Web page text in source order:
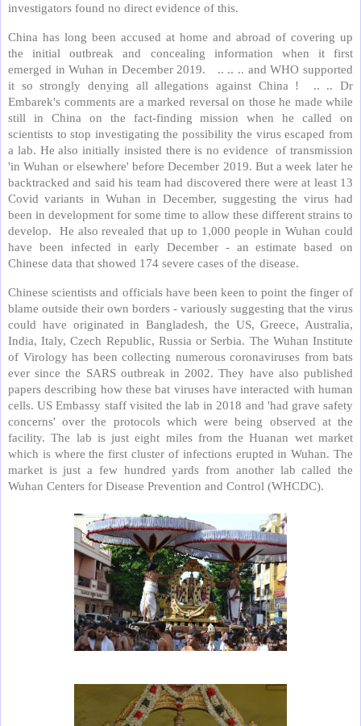
investigators found no direct evidence of this.
China has long been accused at home and abroad of covering up
the initial outbreak and concealing information when it first
emerged in Wuhan in December 2019. .. .. .. and WHO supported
it so strongly denying all allegations against China ! .. .. Dr
Embarek's comments are a marked reversal on those he made while
still in China on the fact-finding mission when he called on
scientists to stop investigating the possibility the virus escaped from
a lab. He also initially insisted there is no evidence of transmission
'in Wuhan or elsewhere' before December 2019. But a week later he
backtracked and said his team had discovered there were at least 13
Covid variants in Wuhan in December, suggesting the virus had
been in development for some time to allow these different strains to
develop. He also revealed that up to 1,000 people in Wuhan could
have been infected in early December - an estimate based on
Chinese data that showed 174 severe cases of the disease.
Chinese scientists and officials have been keen to point the finger of
blame outside their own borders - variously suggesting that the virus
could have originated in Bangladesh, the US, Greece, Australia,
India, Italy, Czech Republic, Russia or Serbia. The Wuhan Institute
of Virology has been collecting numerous coronaviruses from bats
ever since the SARS outbreak in 2002. They have also published
papers describing how these bat viruses have interacted with human
cells. US Embassy staff visited the lab in 2018 and 'had grave safety
concerns' over the protocols which were being observed at the
facility. The lab is just eight miles from the Huanan wet market
which is where the first cluster of infections erupted in Wuhan. The
market is just a few hundred yards from another lab called the
Wuhan Centers for Disease Prevention and Control (WHCDC).